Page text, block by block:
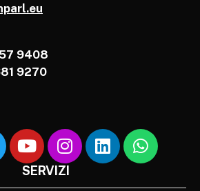
9408
9270
SERVIZI